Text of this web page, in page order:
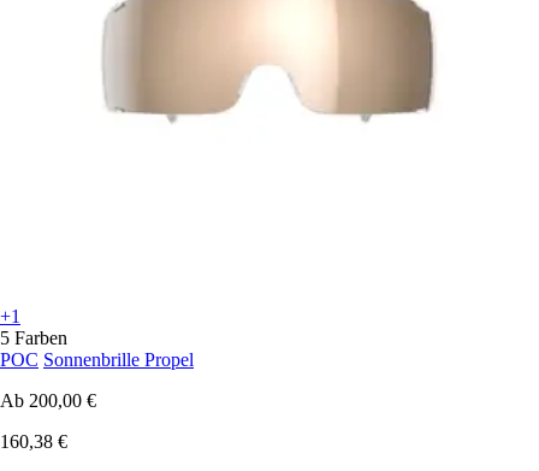
+1
5 Farben
POC Sonnenbrille Propel
Ab 200,00 €
160,38 €